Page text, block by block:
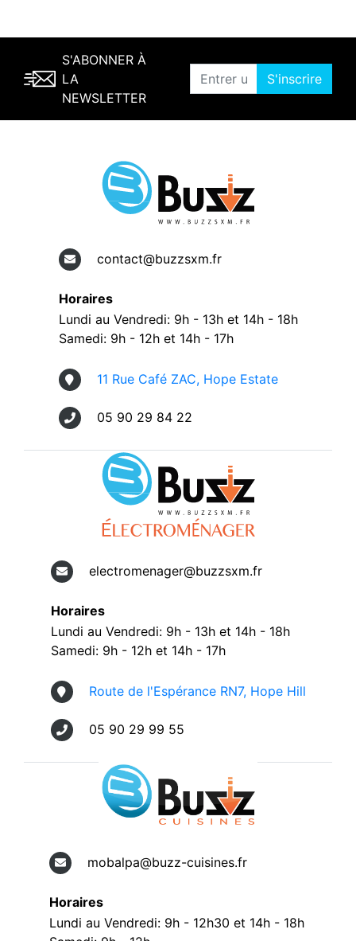
S'ABONNER À
LA
NEWSLETTER
S'inscrire
contact@buzzsxm.fr
Horaires
Lundi au Vendredi: 9h - 13h et 14h - 18h
Samedi: 9h - 12h et 14h - 17h
11 Rue Café ZAC, Hope Estate
05 90 29 84 22
electromenager@buzzsxm.fr
Horaires
Lundi au Vendredi: 9h - 13h et 14h - 18h
Samedi: 9h - 12h et 14h - 17h
Route de l'Espérance RN7, Hope Hill
05 90 29 99 55
mobalpa@buzz-cuisines.fr
Horaires
Lundi au Vendredi: 9h - 12h30 et 14h - 18h